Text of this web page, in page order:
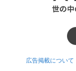
広告掲載について